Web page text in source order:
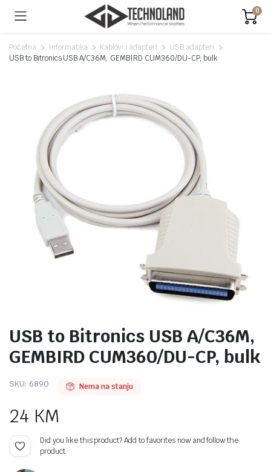
0
Početna Informatika Kablovi i adapteri
USB adapteri
USB to Bitronics USB A/C36M, GEMBIRD CUM360/DU-CP, bulk
USB to Bitronics USB A/C36M,
GEMBIRD CUM360/DU-CP, bulk
SKU: 6890 Nema na stanju
24 KM
Did you like this product? Add to favorites now and follow the
product.